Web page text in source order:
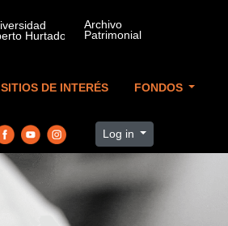
SITIOS DE INTERÉS FONDOS
Log in